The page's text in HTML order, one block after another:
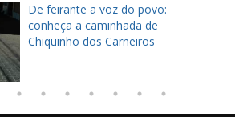
De feirante a voz do povo:
conheça a caminhada de
Chiquinho dos Carneiros